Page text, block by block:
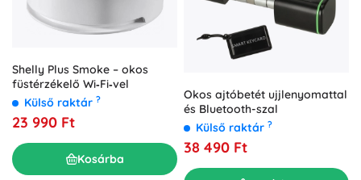
Shelly Plus Smoke – okos
füstérzékelő Wi‑Fi‑vel
Külső raktár ?
23 990 Ft
Kosárba
Okos ajtóbetét ujjlenyomattal
és Bluetooth-szal
Külső raktár ?
38 490 Ft